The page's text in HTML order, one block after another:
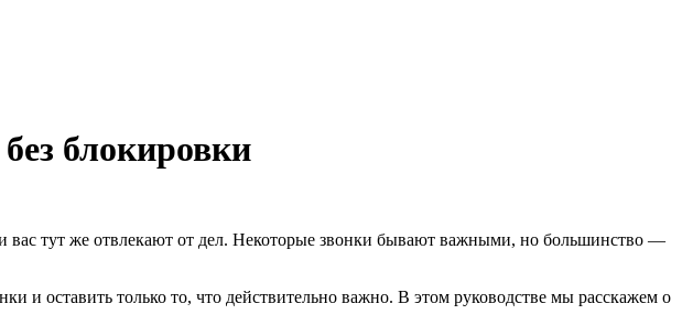
блокировки
тут же отвлекают от дел. Некоторые звонки бывают важными, но большинство —
оставить только то, что действительно важно. В этом руководстве мы расскажем о